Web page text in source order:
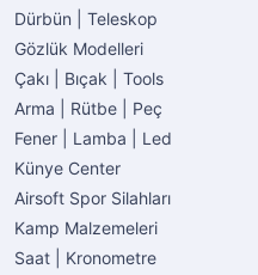
Dürbün | Teleskop
Gözlük Modelleri
Çakı | Bıçak | Tools
Arma | Rütbe | Peç
Fener | Lamba | Led
Künye Center
Airsoft Spor Silahları
Kamp Malzemeleri
Saat | Kronometre